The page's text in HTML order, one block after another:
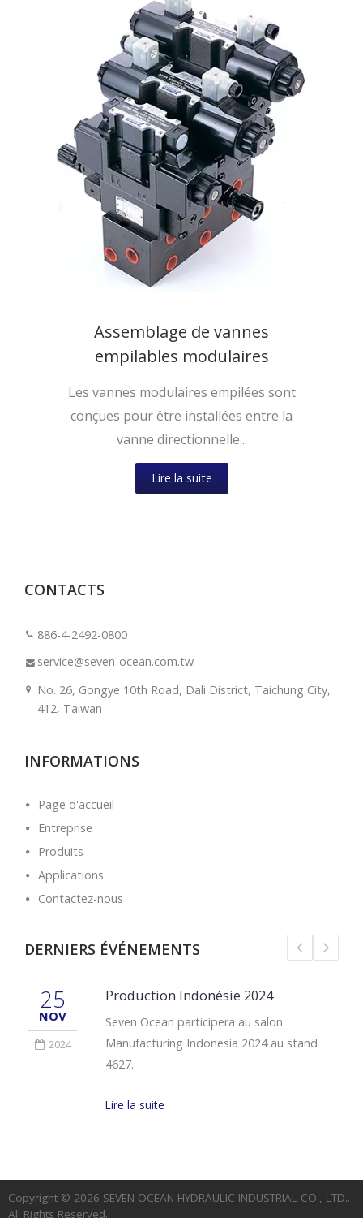
Assemblage de vannes
empilables modulaires
Les vannes modulaires empilées sont
conçues pour être installées entre la
vanne directionnelle...
Lire la suite
CONTACTS
886-4-2492-0800
service@seven-ocean.com.tw
No. 26, Gongye 10th Road, Dali District, Taichung City,
412, Taiwan
INFORMATIONS
Page d'accueil
Entreprise
Produits
Applications
Contactez-nous
DERNIERS ÉVÉNEMENTS
25
NOV
2024
Production Indonésie 2024
Seven Ocean participera au salon
Manufacturing Indonesia 2024 au stand
4627.
Lire la suite
Copyright © 2026 SEVEN OCEAN HYDRAULIC INDUSTRIAL CO., LTD..
All Rights Reserved.